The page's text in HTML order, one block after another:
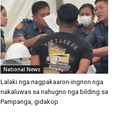
National News
Lalaki nga nagpakaaron-ingnon nga
nakaluwas sa nahugno nga bilding sa
Pampanga, gidakop